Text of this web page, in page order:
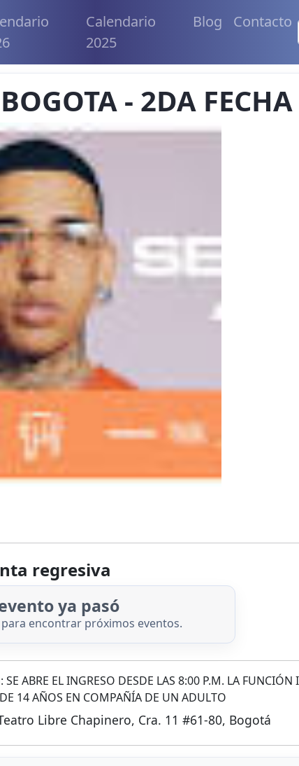
Calendario
2025
Blog Contacto
- 2DA FECHA
regresiva
ya pasó
encontrar próximos eventos.
ABRE EL INGRESO DESDE LAS 8:00 P.M. LA FUNCIÓN
14 AÑOS EN COMPAÑÍA DE UN ADULTO
Libre Chapinero, Cra. 11 #61-80, Bogotá